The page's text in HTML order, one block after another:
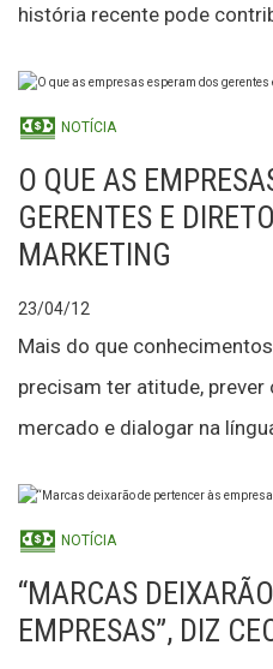
história recente pode
NOTÍCIA
O QUE AS
GERENTES E
MARKETING
23/04/12
Mais do que
precisam ter atitude,
mercado e dialogar na
NOTÍCIA
“MARCAS
EMPRESAS”, DIZ